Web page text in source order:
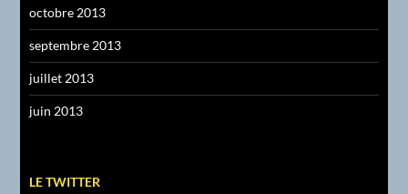
octobre 2013
septembre 2013
juillet 2013
juin 2013
LE TWITTER